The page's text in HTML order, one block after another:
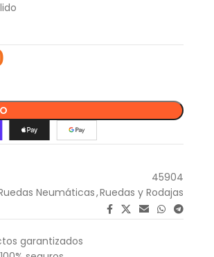
45904
Neumáticas,Ruedas y Rodajas
garantizados